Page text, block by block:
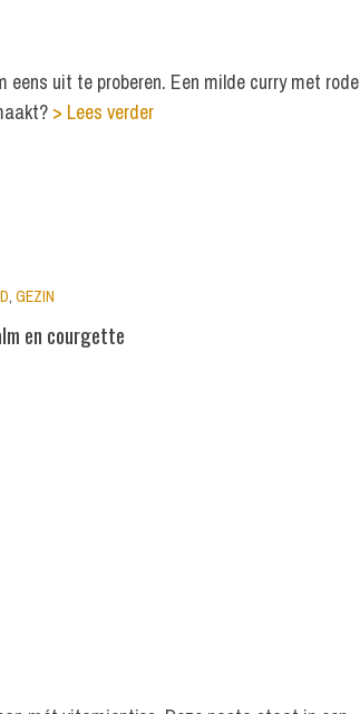
eens uit te proberen. Een milde curry met rode
> Lees verder
GEZIN
en courgette